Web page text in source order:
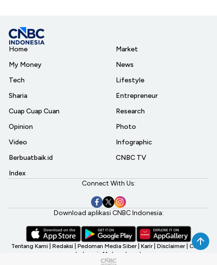
Home
My Money
Tech
Sharia
Cuap Cuap Cuan
Opinion
Video
Berbuatbaik.id
Index
Market
News
Lifestyle
Entrepreneur
Research
Photo
Infographic
CNBC TV
Connect With Us:
Download aplikasi CNBC Indonesia:
Tentang Kami Redaksi Pedoman Media Siber Karir Disclaimer CNBC
Indonesia My Investment
©2026 CNBC Indonesia, A Transmedia Company